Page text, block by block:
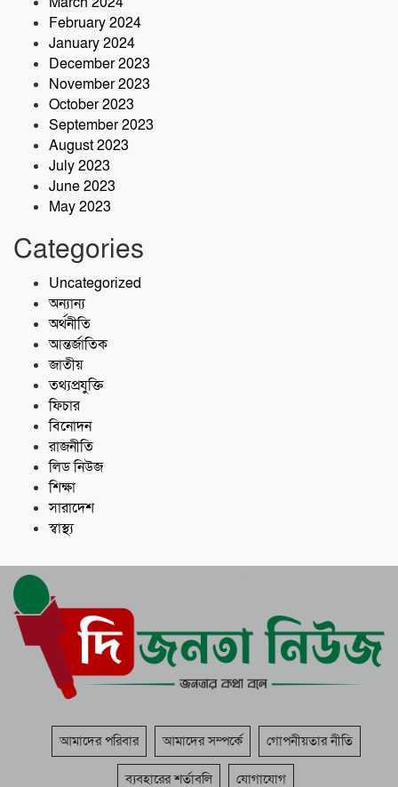
February 2024
January 2024
December 2023
November 2023
October 2023
September 2023
August 2023
July 2023
June 2023
May 2023
Categories
Uncategorized
অন্যান্য
অর্থনীতি
আন্তর্জাতিক
জাতীয়
তথ্যপ্রযুক্তি
ফিচার
বিনোদন
রাজনীতি
লিড নিউজ
শিক্ষা
সারাদেশ
স্বাস্থ্য
আমাদের পরিবার আমাদের সম্পর্কে গোপনীয়তার নীতি
ব্যবহারের শর্তাবলি যোগাযোগ